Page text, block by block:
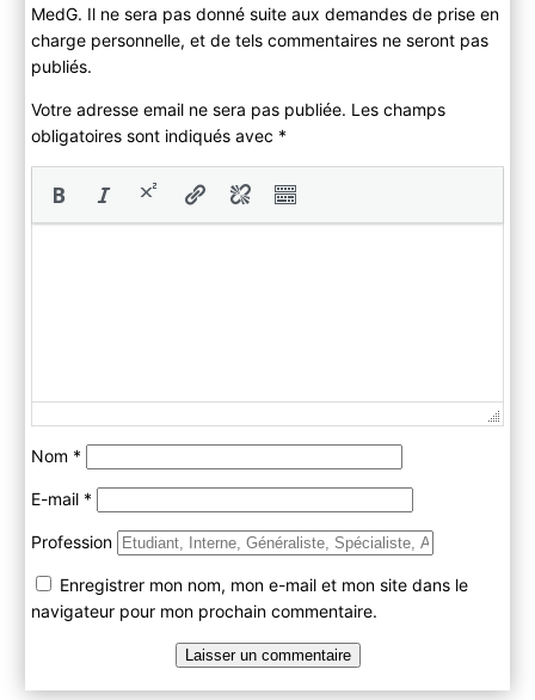
MedG. Il ne sera pas donné suite aux demandes de prise en
charge personnelle, et de tels commentaires ne seront pas
publiés.
Votre adresse email ne sera pas publiée. Les champs
obligatoires sont indiqués avec *
Nom *
E-mail *
Profession
Enregistrer mon nom, mon e-mail et mon site dans le
navigateur pour mon prochain commentaire.